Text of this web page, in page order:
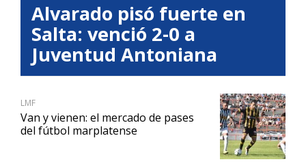
Alvarado pisó fuerte en
Salta: venció 2-0 a
Juventud Antoniana
LMF
Van y vienen: el mercado de pases
del fútbol marplatense